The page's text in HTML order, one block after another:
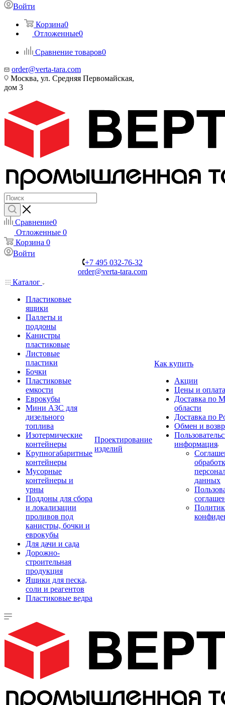
Войти
Корзина0
Отложенные0
Сравнение товаров0
order@verta-tara.com
Москва, ул. Средняя Первомайская,
дом 3
Сравнение0
Отложенные 0
Корзина 0
Войти
+7 495 032-76-32
order@verta-tara.com
Каталог
Пластиковые
ящики
Паллеты и
поддоны
Канистры
пластиковые
Листовые
пластики
Бочки
Пластиковые
емкости
Еврокубы
Мини АЗС для
дизельного
топлива
Изотермические
контейнеры
Крупногабаритные
контейнеры
Мусорные
контейнеры и
урны
Поддоны для сбора
и локализации
проливов под
канистры, бочки и
еврокубы
Для дачи и сада
Дорожно-
строительная
продукция
Ящики для песка,
соли и реагентов
Пластиковые ведра
Проектирование
изделий
Как купить
Акции
Цены и оплата
Доставка по
области
Доставка по
Обмен и
информация
данных